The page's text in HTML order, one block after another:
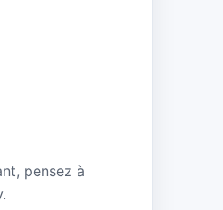
pensez à